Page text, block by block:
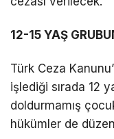
12-15 YAŞ
Türk Ceza
işlediği sırada 12
doldurmamış
hükümler de